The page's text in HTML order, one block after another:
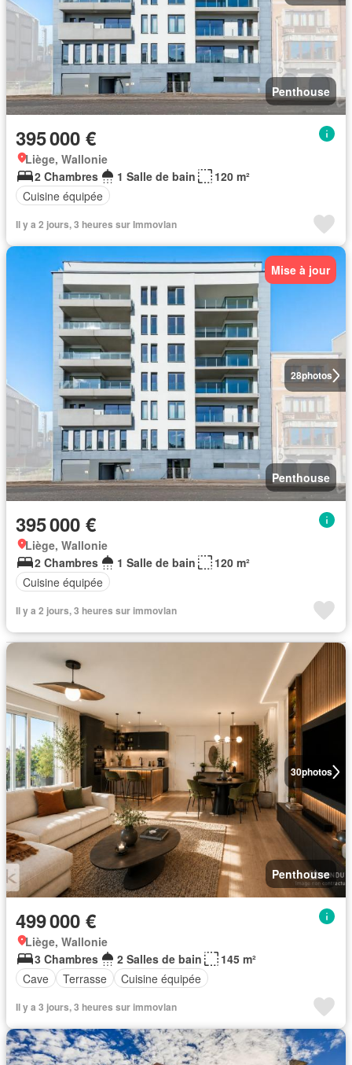
Penthouse
395 000 €
Liège, Wallonie
2 Chambres
1 Salle de bain
120 m²
Cuisine équipée
Il y a 2 jours, 3 heures sur Immovlan
28photos
Mise à jour
Penthouse
395 000 €
Liège, Wallonie
2 Chambres
1 Salle de bain
120 m²
Cuisine équipée
Il y a 2 jours, 3 heures sur immovlan
30photos
Penthouse
499 000 €
Liège, Wallonie
3 Chambres
2 Salles de bain
145 m²
Cave
Terrasse Cuisine équipée
Il y a 3 jours, 3 heures sur immovlan